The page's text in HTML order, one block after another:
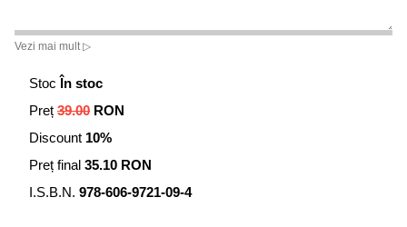
Vezi mai mult ▷
Stoc În stoc
Preț 39.00 RON
Discount 10%
Preț final 35.10 RON
I.S.B.N. 978-606-9721-09-4